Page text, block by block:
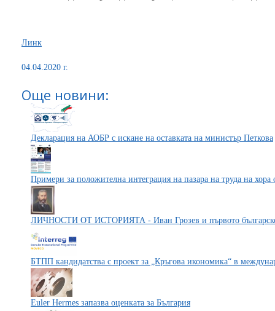
Линк
04.04.2020 г.
Още новини:
Декларация на АОБР с искане на оставката на министър Петкова
Примери за положителна интеграция на пазара на труда на хора
ЛИЧНОСТИ ОТ ИСТОРИЯТА - Иван Грозев и първото българско
БТПП кандидатства с проект за „Кръгова икономика“ в
Euler Hermes запазва оценката за България